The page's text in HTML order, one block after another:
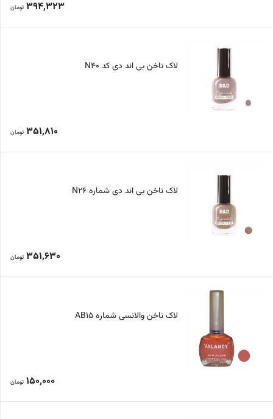
394,323 تومان
لاک ناخن بی اند دی کد N40
351,810 تومان
لاک ناخن بی اند دی شماره N26
351,630 تومان
لاک ناخن والانسی شماره AB15
150,000 تومان